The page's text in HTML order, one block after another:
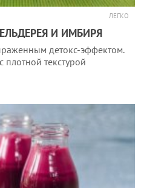
ЛЕГКО
И ИМБИРЯ
детокс-эффектом.
текстурой